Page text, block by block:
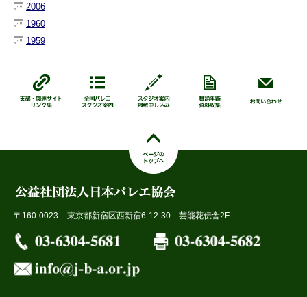
2006
1960
1959
〒160-0023 東京都新宿区西新宿6-12-30 芸能花伝舎2F